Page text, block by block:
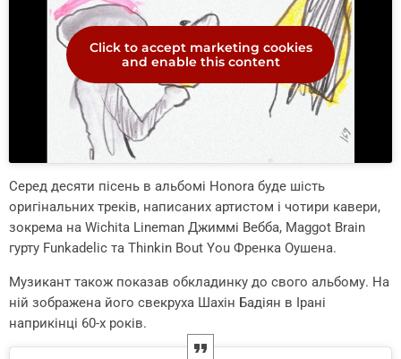
Click to accept marketing cookies
and enable this content
Серед десяти пісень в альбомі Honora буде шість
оригінальних треків, написаних артистом і чотири кавери,
зокрема на Wichita Lineman Джиммі Вебба, Maggot Brain
гурту Funkadelic та Thinkin Bout You Френка Оушена.
Музикант також показав обкладинку до свого альбому. На
ній зображена його свекруха Шахін Бадіян в Ірані
наприкінці 60-х років.